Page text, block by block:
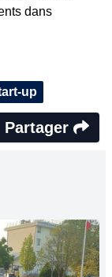
dans
up
Partager